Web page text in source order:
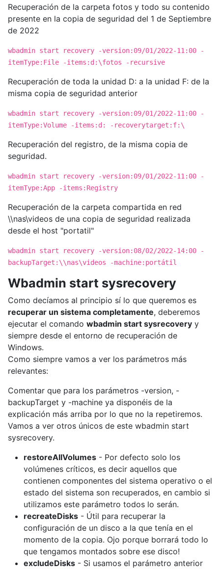
Recuperación de la carpeta fotos y todo su contenido
presente en la copia de seguridad del 1 de Septiembre
de 2022
wbadmin start recovery -version:09/01/2022-11:00 -
itemType:File -items:d:\fotos -recursive
Recuperación de toda la unidad D: a la unidad F: de la
misma copia de seguridad anterior
wbadmin start recovery -version:09/01/2022-11:00 -
itemType:Volume -items:d: -recoverytarget:f:\
Recuperación del registro, de la misma copia de
seguridad.
wbadmin start recovery -version:09/01/2022-11:00 -
itemType:App -items:Registry
Recuperación de la carpeta compartida en red
\\nas\videos de una copia de seguridad realizada
desde el host "portatil"
wbadmin start recovery -version:08/02/2022-14:00 -
backupTarget:\\nas\videos -machine:portátil
Wbadmin start sysrecovery
Como decíamos al principio sí lo que queremos es
recuperar un sistema completamente, deberemos
ejecutar el comando wbadmin start sysrecovery y
siempre desde el entorno de recuperación de
Windows.
Como siempre vamos a ver los parámetros más
relevantes:
Comentar que para los parámetros -version, -
backupTarget y -machine ya disponéis de la
explicación más arriba por lo que no la repetiremos.
Vamos a ver otros únicos de este wbadmin start
sysrecovery.
restoreAllVolumes - Por defecto solo los
volúmenes críticos, es decir aquellos que
contienen componentes del sistema operativo o el
estado del sistema son recuperados, en cambio si
utilizamos este parámetro todos lo serán.
recreateDisks - Útil para recuperar la
configuración de un disco a la que tenía en el
momento de la copia. Ojo porque borrará todo lo
que tengamos montados sobre ese disco!
excludeDisks - Si usamos el parámetro anterior